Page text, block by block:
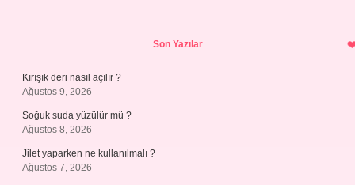
Son Yazılar
Kırışık deri nasıl açılır ?
Ağustos 9, 2026
Soğuk suda yüzülür mü ?
Ağustos 8, 2026
Jilet yaparken ne kullanılmalı ?
Ağustos 7, 2026